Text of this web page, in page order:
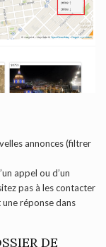
annonces (filtrer
appel ou d’un
pas à les contacter
réponse dans
DE